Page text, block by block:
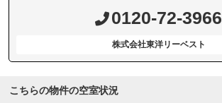
0120-72-3966
株式会社東洋リーベスト
こちらの物件の空室状況